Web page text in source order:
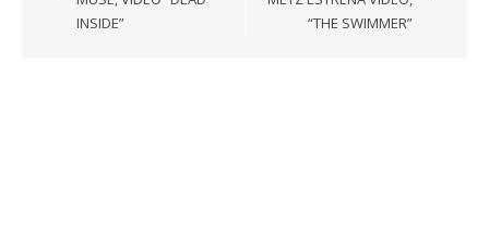
entradas
INSIDE”
“THE SWIMMER”